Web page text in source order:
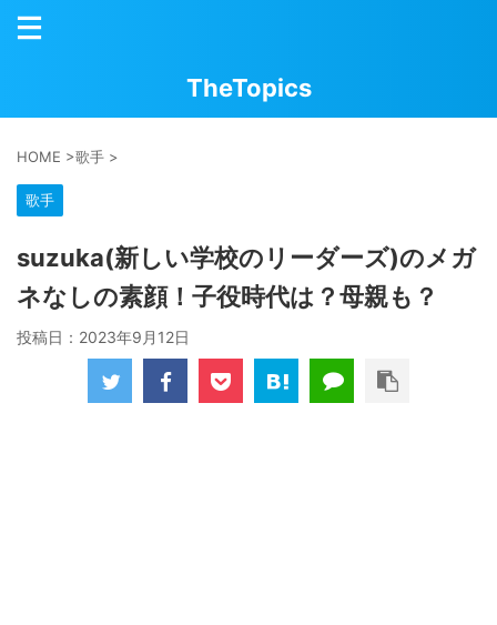
TheTopics
HOME >歌手 >
歌手
suzuka(新しい学校のリーダーズ)のメガ
ネなしの素顔！子役時代は？母親も？
投稿日： 2023年9月12日